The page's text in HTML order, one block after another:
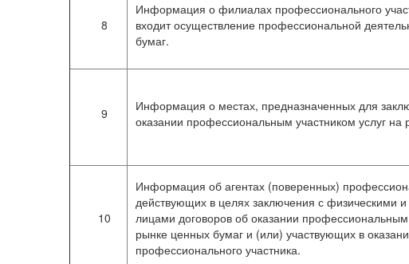
8
Информация о филиалах профессионального
входит осуществление профессиональной
бумаг.
9
Информация о местах, предназначенных для
оказании профессиональным участником услуг на
10
Информация об агентах (поверенных)
действующих в целях заключения с физическими
лицами договоров об оказании профессиональным
рынке ценных бумаг и (или) участвующих в
профессионального участника.